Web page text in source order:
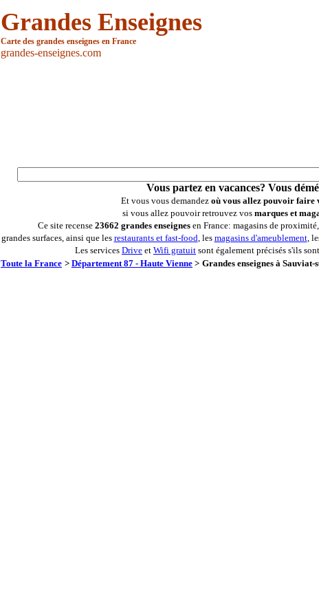
Grandes Enseignes
Carte des grandes enseignes en France
grandes-enseignes.com
Vous partez en vacances? Vous
Et vous vous demandez où vous allez pouvoir faire
si vous allez pouvoir retrouvez vos marques et
Ce site recense 23662 grandes enseignes en France: magasins de proximité,
grandes surfaces, ainsi que les restaurants et fast-food, les magasins d'ameublement,
Les services Drive et Wifi gratuit sont également précisés s'ils
Toute la France > Département 87 - Haute Vienne > Grandes enseignes à